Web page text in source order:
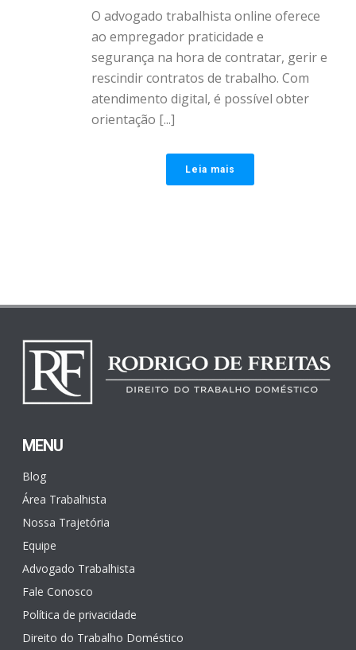
O advogado trabalhista online oferece
ao empregador praticidade e
segurança na hora de contratar, gerir e
rescindir contratos de trabalho. Com
atendimento digital, é possível obter
orientação [...]
Leia mais
MENU
Blog
Área Trabalhista
Nossa Trajetória
Equipe
Advogado Trabalhista
Fale Conosco
Política de privacidade
Direito do Trabalho Doméstico